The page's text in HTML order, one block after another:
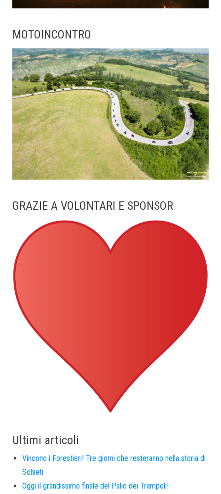
MOTOINCONTRO
GRAZIE A VOLONTARI E SPONSOR
Ultimi articoli
Vincono i Forestieri! Tre giorni che resteranno nella storia di
Schieti
Oggi il grandissimo finale del Palio dei Trampoli!